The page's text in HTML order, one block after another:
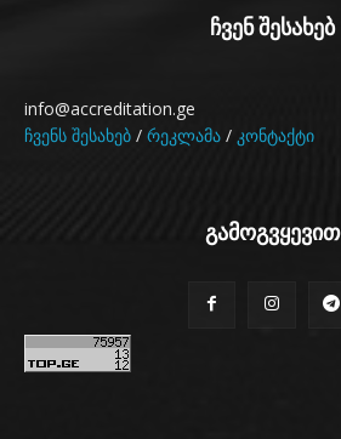
ჩვენ შესახებ
info@accreditation.ge
ჩვენს შესახებ / რეკლამა / კონტაქტი
გამოგვყევით